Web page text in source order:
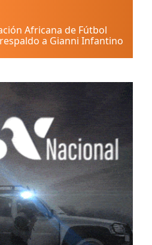
Africana de Fútbol
a Gianni Infantino